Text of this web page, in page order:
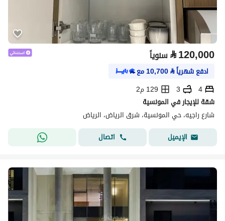
⃁120,000 سنوياً
ادفع شهرياً⃁
10,700مع
4
3
129 م2
شقة للإيجار في المونسية
شارع راجيه، حي المونسية، شرق الرياض، الرياض
الإيميل
اتصال